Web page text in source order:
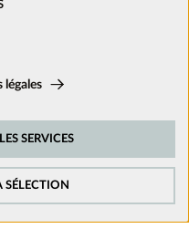
nous analysons le
nous utilisons des cookies de
légales
SÉLECTION
SERVICES